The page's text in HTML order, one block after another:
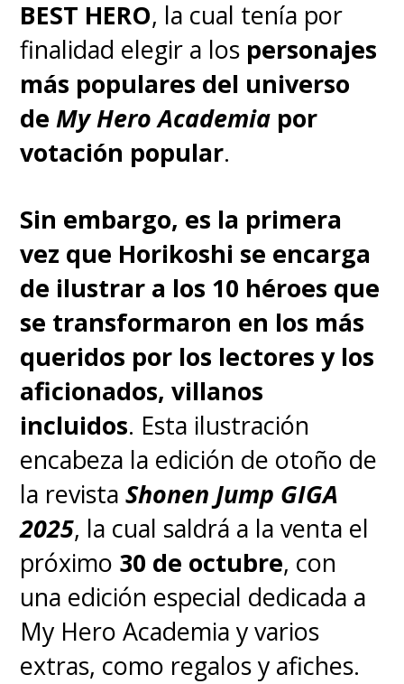
deLaura Torres en la voz del
pequeño Gokú, se proyectarán
en cines desde el30 de enero
BEST HERO, la cual tenía por
finalidad elegir a los personajes
más populares del universo
deMy Hero Academia por
votación popular.
Sin embargo, es la primera
vez que Horikoshi se encarga
de ilustrar a los 10 héroes que
se transformaron en los más
queridos por los lectores y los
aficionados, villanos
incluidos. Esta ilustración
encabeza la edición de otoño de
la revistaShonen Jump GIGA
2025, la cual saldrá a la venta el
próximo 30 de octubre, con
una edición especial dedicada a
My Hero Academia y varios
extras, como regalos y afiches.